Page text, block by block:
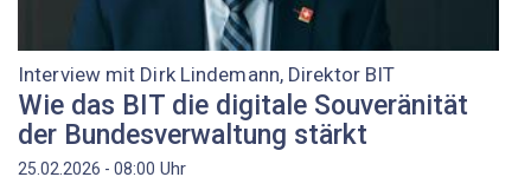
Interview mit Dirk Lindemann, Direktor BIT
Wie das BIT die digitale Souveränität
der Bundesverwaltung stärkt
25.02.2026 - 08:00 Uhr